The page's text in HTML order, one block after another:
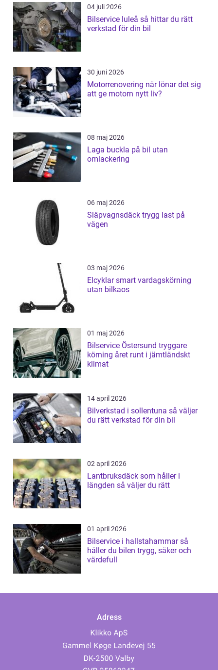
04 juli 2026
Bilservice luleå så hittar du rätt
verkstad för din bil
30 juni 2026
Motorrenovering när lönar det sig
att ge motorn nytt liv?
08 maj 2026
Laga buckla på bil utan
omlackering
06 maj 2026
Släpvagnsdäck trygg last på
vägen
03 maj 2026
Elcyklar smart vardagskörning
utan bilkaos
01 maj 2026
Bilservice Östersund tryggare
körning året runt i jämtländskt
klimat
14 april 2026
Bilverkstad i sollentuna så väljer
du rätt verkstad för din bil
02 april 2026
Lantbruksdäck som håller i
längden så väljer du rätt
01 april 2026
Bilservice i hallstahammar så
håller du bilen trygg, säker och
värdefull
Adress